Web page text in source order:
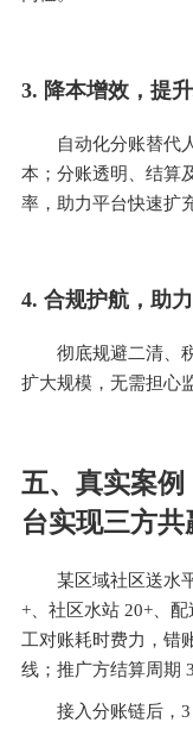
3. 降本增效，提
自动化分账替代
本；分账透明、结算
率，助力平台快速扩
4. 合规护航，助
彻底规避二清、
扩大规模，无需担心
五、真实案
台实现三方共
某区域社区送水
+、社区水站 20+、
工对账耗时费力，错
线；推广方结算周期
接入分账链后，